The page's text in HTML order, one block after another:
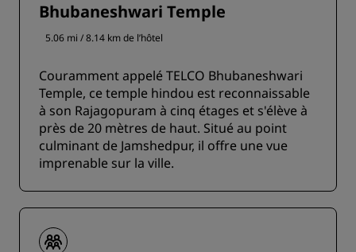
Bhubaneshwari Temple
5.06 mi / 8.14 km de l’hôtel
Couramment appelé TELCO Bhubaneshwari
Temple, ce temple hindou est reconnaissable
à son Rajagopuram à cinq étages et s'élève à
près de 20 mètres de haut. Situé au point
culminant de Jamshedpur, il offre une vue
imprenable sur la ville.